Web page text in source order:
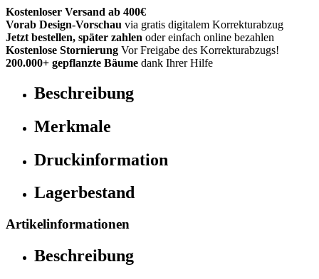
Kostenloser Versand ab 400€
Vorab Design-Vorschau via gratis digitalem Korrekturabzug
Jetzt bestellen, später zahlen oder einfach online bezahlen
Kostenlose Stornierung Vor Freigabe des Korrekturabzugs!
200.000+ gepflanzte Bäume dank Ihrer Hilfe
Beschreibung
Merkmale
Druckinformation
Lagerbestand
Artikelinformationen
Beschreibung